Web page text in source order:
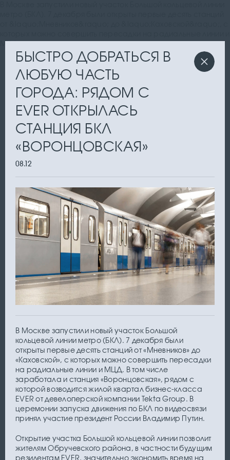
МЦД
БЫСТРО ДОБРАТЬСЯ В
ЛЮБУЮ ЧАСТЬ
ГОРОДА: РЯДОМ С
EVER ОТКРЫЛАСЬ
СТАНЦИЯ БКЛ
«ВОРОНЦОВСКАЯ»
08.12
В Москве запустили новый участок Большой
кольцевой линии метро (БКЛ). 7 декабря были
открыты первые десять станций от «Мневников» до
«Каховской», с которых можно совершить пересадки
на радиальные линии и МЦД. В том числе
заработала и станция «Воронцовская», рядом с
которой возводится жилой квартал бизнес-класса
EVER от девелоперской компании Tekta Group. В
церемонии запуска движения по БКЛ по видеосвязи
принял участие президент России Владимир Путин.
Открытие участка Большой кольцевой линии позволит
жителям Обручевского района, в частности будущим
резидентам EVER, значительно экономить время на